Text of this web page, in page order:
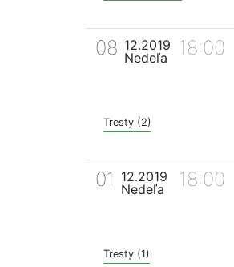
08 12.2019
Nedeľa
18:00
Tresty (2)
01
12.2019
Nedeľa
18:00
Tresty (1)